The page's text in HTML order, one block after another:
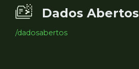
Dados Abertos
/dadosabertos